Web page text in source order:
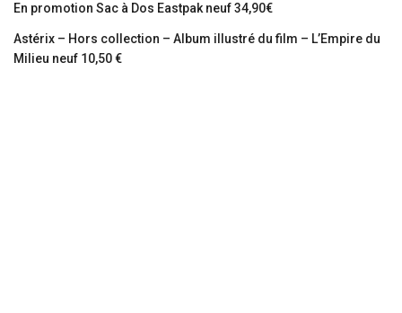
En promotion Sac à Dos Eastpak neuf 34,90€
Astérix – Hors collection – Album illustré du film – L’Empire du
Milieu neuf 10,50 €